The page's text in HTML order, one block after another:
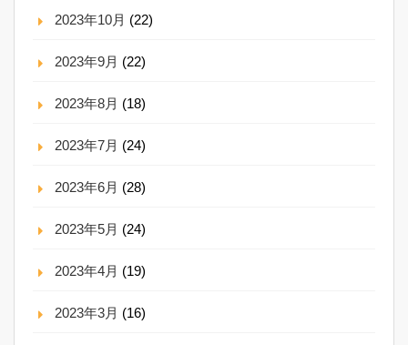
2023年10月 (22)
2023年9月 (22)
2023年8月 (18)
2023年7月 (24)
2023年6月 (28)
2023年5月 (24)
2023年4月 (19)
2023年3月 (16)